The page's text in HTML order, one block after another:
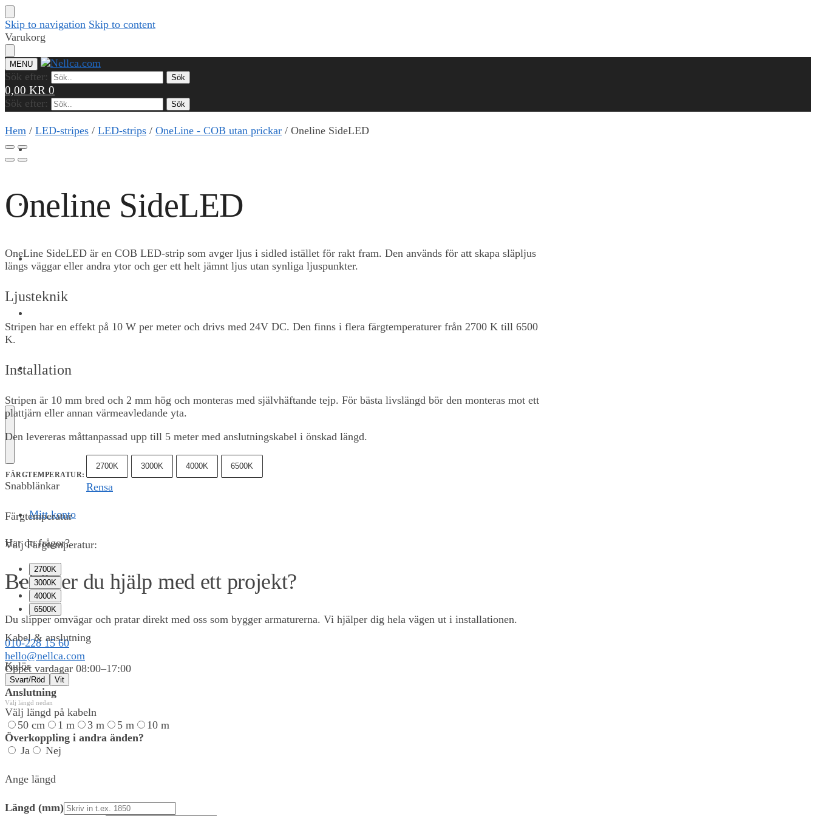
Skip to navigation Skip to content
Varukorg
MENU
Sök efter: Sök
0,00 KR 0
Sök efter: Sök
REFERENSER
KUNSKAP & VERKTYG
KONTAKT
Snabblänkar
Mitt konto
Har du frågor?
Behöver du hjälp med ett projekt?
Du slipper omvägar och pratar direkt med oss som bygger armaturerna. Vi hjälper dig hela vägen ut i installationen.
010-228 15 60
hello@nellca.com
Öppet vardagar 08:00–17:00
0,00KR 0
Hem / LED-stripes / LED-strips / OneLine - COB utan prickar / Oneline SideLED
Oneline SideLED
OneLine SideLED är en COB LED-strip som avger ljus i sidled istället för rakt fram. Den används för att skapa släpljus
längs väggar eller andra ytor och ger ett helt jämnt ljus utan synliga ljuspunkter.
Ljusteknik
Stripen har en effekt på 10 W per meter och drivs med 24V DC. Den finns i flera färgtemperaturer från 2700 K till 6500
K.
Installation
Stripen är 10 mm bred och 2 mm hög och monteras med självhäftande tejp. För bästa livslängd bör den monteras mot ett
plattjärn eller annan värmeavledande yta.
Den levereras måttanpassad upp till 5 meter med anslutningskabel i önskad längd.
FÄRGTEMPERATUR:
2700K 3000K 4000K 6500K
Rensa
Färgtemperatur
Välj Färgtemperatur:
2700K
3000K
4000K
6500K
Kabel & anslutning
Kulör
Svart/Röd Vit
Anslutning
Välj längd nedan
Välj längd på kabeln
50 cm
1 m 3 m 5 m
10 m
Överkoppling i andra änden?
Ja
Nej
Ange längd
Längd (mm)